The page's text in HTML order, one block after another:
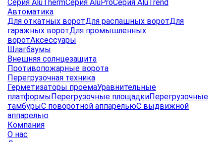
Серия AluThermСерия AluProСерия AluTrend
Автоматика
Для откатных воротДля распашных воротДля
гаражных воротДля промышленных
воротАксессуары
Шлагбаумы
Внешняя солнцезащита
Противопожарные ворота
Перегрузочная техника
Герметизаторы проемаУравнительные
платформыПерегрузочные площадкиПерегрузочные
тамбурыС поворотной аппарельюС выдвижной
аппарелью
Компания
О нас